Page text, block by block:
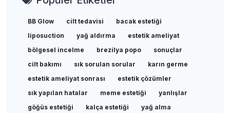
BB Glow cilt tedavisi
bacak estetiği
liposuction
yağ aldırma
estetik ameliyat
bölgesel incelme
brezilya popo
sonuçlar
cilt bakımı
sık sorulan sorular
karın germe
estetik ameliyat sonrası
estetik çözümler
sık yapılan hatalar
meme estetiği
yanlışlar
göğüs estetiği
kalça estetiği yağ alma